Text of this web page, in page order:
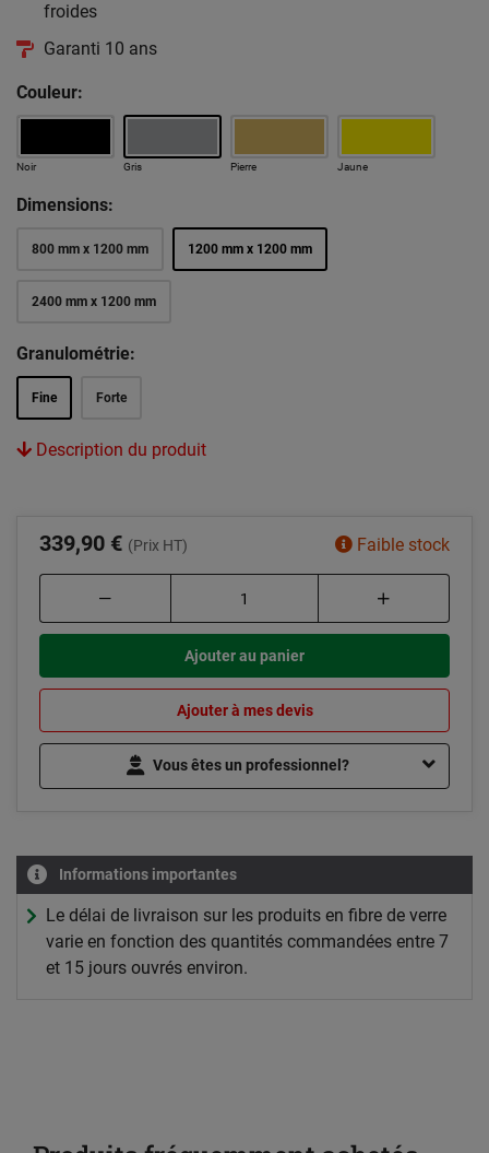
froides
Garanti 10 ans
Couleur:
Noir Gris Pierre Jaune
Dimensions:
800 mm x 1200 mm 1200 mm x 1200 mm
2400 mm x 1200 mm
Granulométrie:
Fine Forte
Description du produit
339,90 € (Prix HT) Faible stock
Ajouter au panier
Ajouter à mes devis
Vous êtes un professionnel?
Informations importantes
Le délai de livraison sur les produits en fibre de verre
varie en fonction des quantités commandées entre 7
et 15 jours ouvrés environ.